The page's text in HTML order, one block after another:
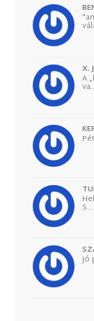
X.
A
S…
Jó